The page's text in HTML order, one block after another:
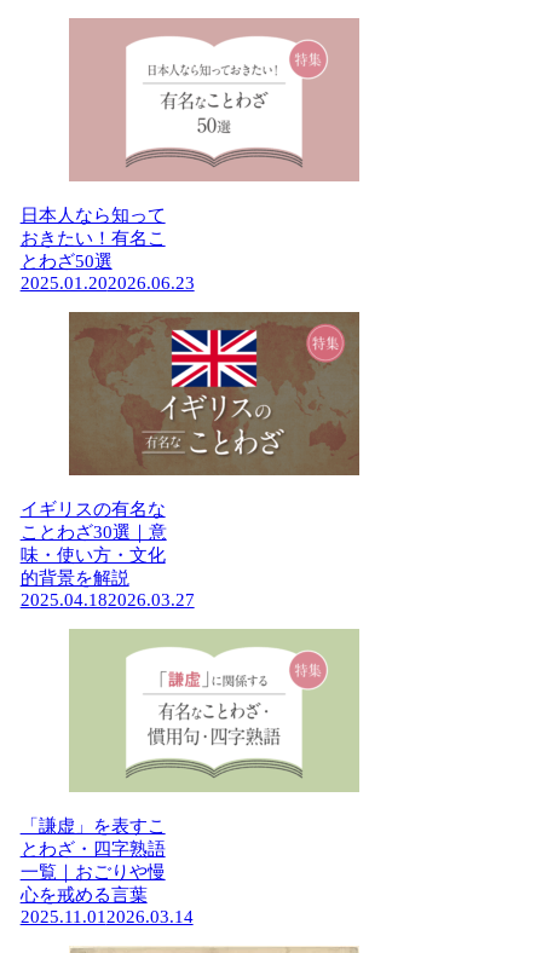
日本人なら知って
おきたい！有名こ
とわざ50選
2025.01.202026.06.23
イギリスの有名な
ことわざ30選｜意
味・使い方・文化
的背景を解説
2025.04.182026.03.27
「謙虚」を表すこ
とわざ・四字熟語
一覧｜おごりや慢
心を戒める言葉
2025.11.01 2026.03.14